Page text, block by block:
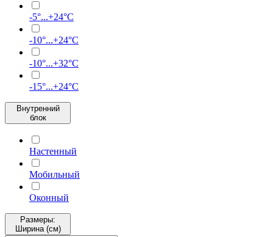
-5°...+24°C
-10°...+24°C
-10°...+32°C
-15°...+24°С
Внутренний
блок
Настенный
Мобильный
Оконный
Размеры:
Ширина (см)